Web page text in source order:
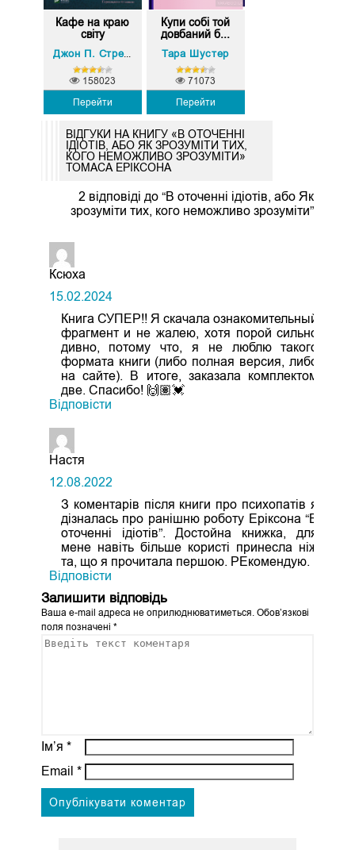
Кафе на краю
світу
Джон П. Стрелекі
Перейти
158023
Купи собі той
довбаний б...
Тара Шустер
Перейти
71073
ВІДГУКИ НА КНИГУ «В ОТОЧЕННІ
ІДІОТІВ, АБО ЯК ЗРОЗУМІТИ ТИХ,
КОГО НЕМОЖЛИВО ЗРОЗУМІТИ»
ТОМАСА ЕРІКСОНА
2 відповіді до “В оточенні ідіотів, або Як
зрозуміти тих, кого неможливо зрозуміти”
Ксюха
15.02.2024
Книга СУПЕР!! Я скачала ознакомительный
фрагмент и не жалею, хотя порой сильно
дивно, потому что, я не люблю такого
формата книги (либо полная версия, либо
на сайте). В итоге, заказала комплектом
две. Спасибо! 🙌🏽💓
Відповіcти
Настя
12.08.2022
З коментарів після книги про психопатів я
дізналась про ранішню роботу Еріксона “В
оточенні ідіотів”. Достойна книжка, для
мене навіть більше користі принесла ніж
та, що я прочитала першою. РЕкомендую.
Відповіcти
Залишити відповідь
Ваша e-mail адреса не оприлюднюватиметься. Обов’язкові
поля позначені *
Ім’я *
Email *